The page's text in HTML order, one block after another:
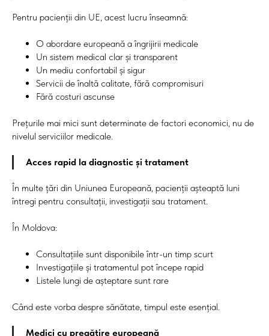
Pentru pacienții din UE, acest lucru înseamnă:
O abordare europeană a îngrijirii medicale
Un sistem medical clar și transparent
Un mediu confortabil și sigur
Servicii de înaltă calitate, fără compromisuri
Fără costuri ascunse
Prețurile mai mici sunt determinate de factori economici, nu de
nivelul serviciilor medicale.
Acces rapid la diagnostic și tratament
În multe țări din Uniunea Europeană, pacienții așteaptă luni
întregi pentru consultații, investigații sau tratament.
În Moldova:
Consultațiile sunt disponibile într-un timp scurt
Investigațiile și tratamentul pot începe rapid
Listele lungi de așteptare sunt rare
Când este vorba despre sănătate, timpul este esențial.
Medici cu pregătire europeană